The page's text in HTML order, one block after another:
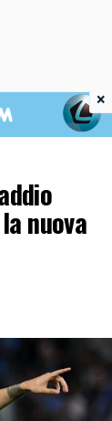
nuova
×